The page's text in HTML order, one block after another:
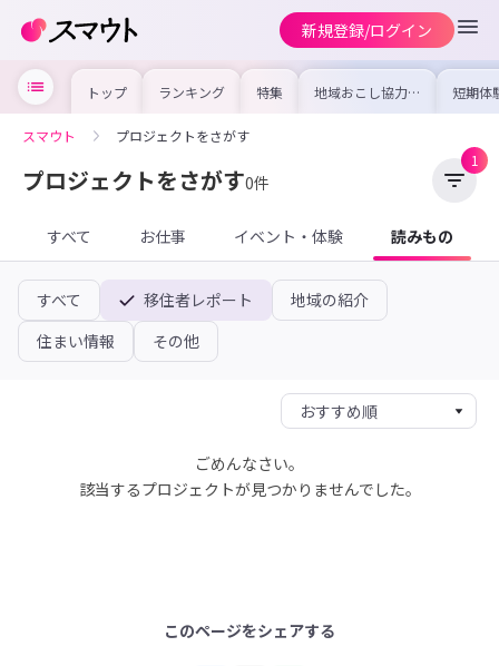
新規登録/ログイン
トップ ランキング 特集 地域おこし協力隊
の求人やイベント
を集めました！仕
短期体
り〜数
域を知
期体
スマウト プロジェクトをさがす
プロジェクトをさがす0件
1
すべて お仕事 イベント・体験 読みもの
すべて 移住者レポート
地域の紹介
住まい情報
その他
ごめんなさい。
該当するプロジェクトが見つかりませんでした。
このページをシェアする